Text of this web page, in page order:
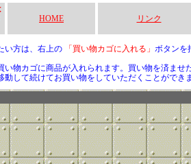
HOME リンク
い方は、右上の 「買い物カゴに入れる」 ボタンを
い物カゴに商品が入れられます。買い物を済ま
動して続けてお買い物をしていただくことができま